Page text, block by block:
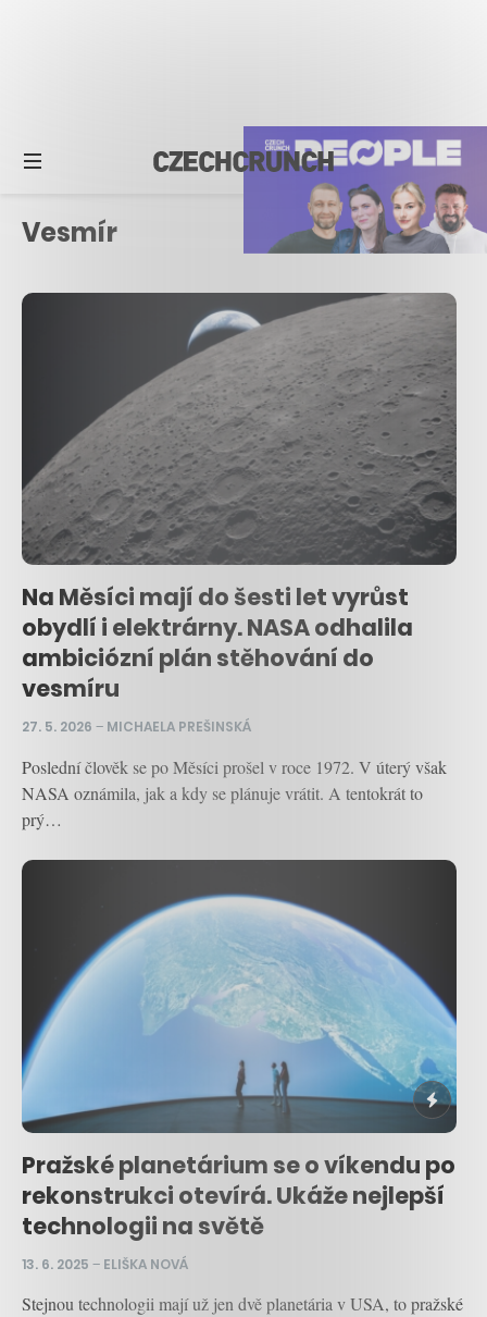
Vesmír
Na Měsíci mají do šesti let vyrůst
obydlí i elektrárny. NASA odhalila
ambiciózní plán stěhování do
vesmíru
27. 5. 2026 – MICHAELA PREŠINSKÁ
Poslední člověk se po Měsíci prošel v roce 1972. V úterý však
NASA oznámila, jak a kdy se plánuje vrátit. A tentokrát to
prý…
Pražské planetárium se o víkendu po
rekonstrukci otevírá. Ukáže nejlepší
technologii na světě
13. 6. 2025 – ELIŠKA NOVÁ
Stejnou technologii mají už jen dvě planetária v USA, to pražské